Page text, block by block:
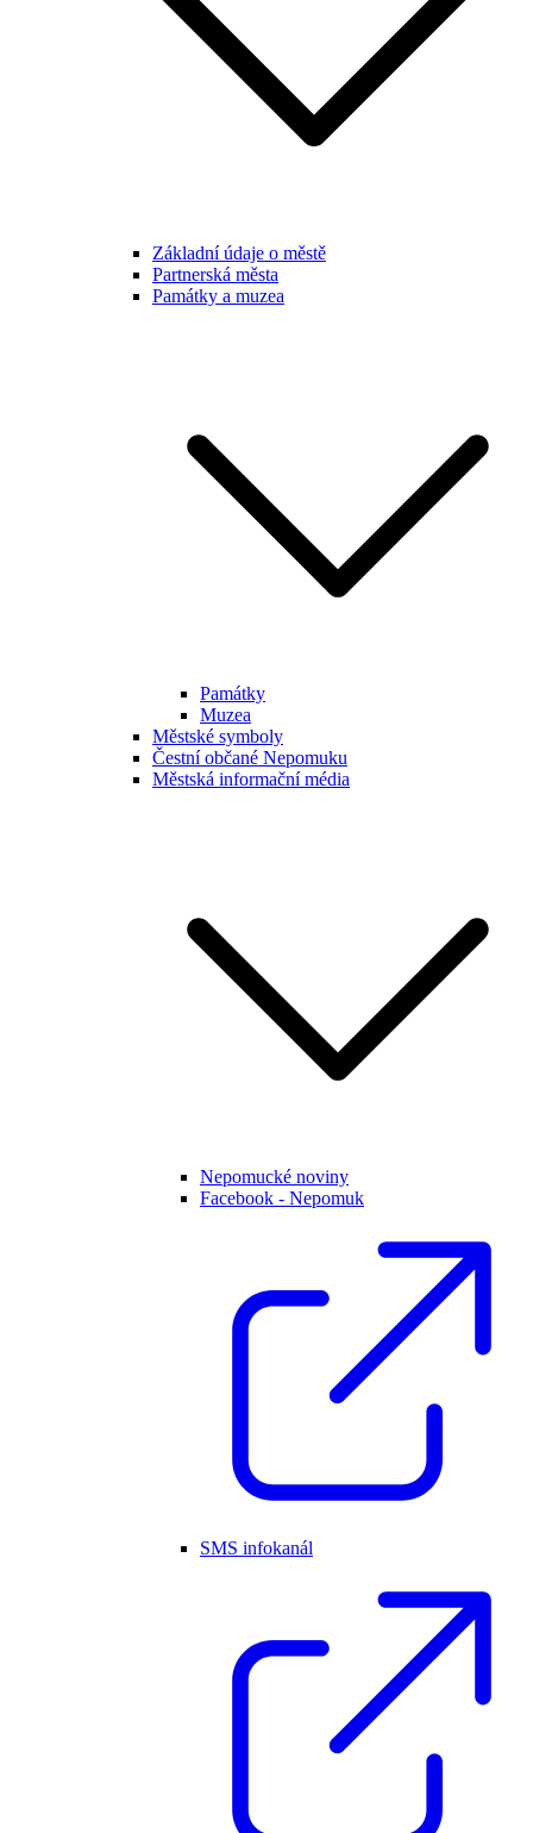
Základní údaje o městě
Partnerská města
Památky a muzea
Památky
Muzea
Městské symboly
Čestní občané Nepomuku
Městská informační média
Nepomucké noviny
Facebook - Nepomuk
SMS infokanál